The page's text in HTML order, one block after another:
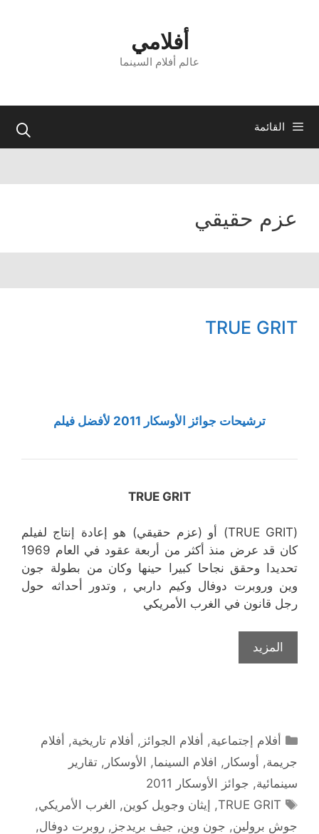
أفلامي
عالم أفلام السينما
القائمة
عزم حقيقي
TRUE GRIT
ترشيحات جوائز الأوسكار 2011 لأفضل فيلم
TRUE GRIT
(TRUE GRIT) أو (عزم حقيقي) هو إعادة إنتاج لفيلم
كان قد عرض منذ أكثر من أربعة عقود في العام 1969
تحديدا وحقق نجاحا كبيرا حينها وكان من بطولة جون
وين وروبرت دوفال وكيم داربي , وتدور أحداثه حول
رجل قانون في الغرب الأمريكي
المزيد
التصنيفات
أفلام إجتماعية, أفلام الجوائز , أفلام تاريخية, أفلام
جريمة, أوسكار , افلام السينما, الأوسكار , تقارير
سينمائية, جوائز الأوسكار 2011
الوسوم
TRUE GRIT
, إيثان وجويل كوين, الغرب الأمريكي,
جوش برولين, جون وين, جيف بريدجز , روبرت دوفال,